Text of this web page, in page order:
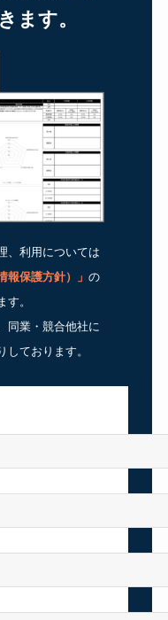
ます。
、利用については
保護方針） 」 の
。
同業・競合他社に
ております。